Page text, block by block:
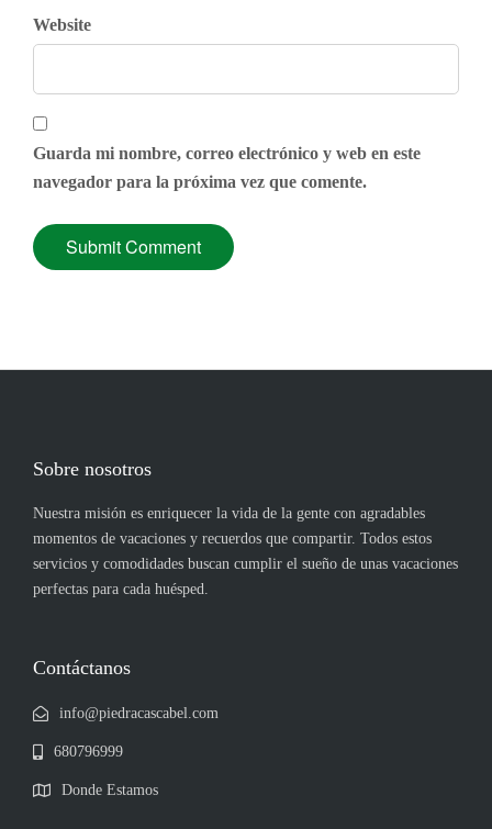
Website
Guarda mi nombre, correo electrónico y web en este
navegador para la próxima vez que comente.
Sobre nosotros
Nuestra misión es enriquecer la vida de la gente con agradables
momentos de vacaciones y recuerdos que compartir. Todos estos
servicios y comodidades buscan cumplir el sueño de unas vacaciones
perfectas para cada huésped.
Contáctanos
info@piedracascabel.com
680796999
Donde Estamos